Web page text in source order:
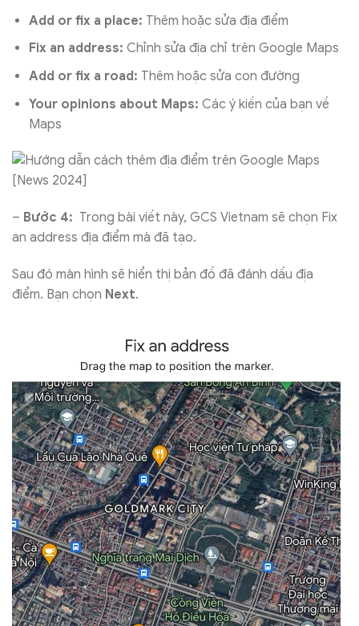
Add or fix a place: Thêm hoặc sửa địa điểm
Fix an address: Chỉnh sửa địa chỉ trên Google Maps
Add or fix a road: Thêm hoặc sửa con đường
Your opinions about Maps: Các ý kiến của bạn về
Maps
– Bước 4: Trong bài viết này, GCS Vietnam sẽ chọn Fix
an address địa điểm mà đã tạo.
Sau đó màn hình sẽ hiển thị bản đồ đã đánh dấu địa
điểm. Bạn chọn Next.